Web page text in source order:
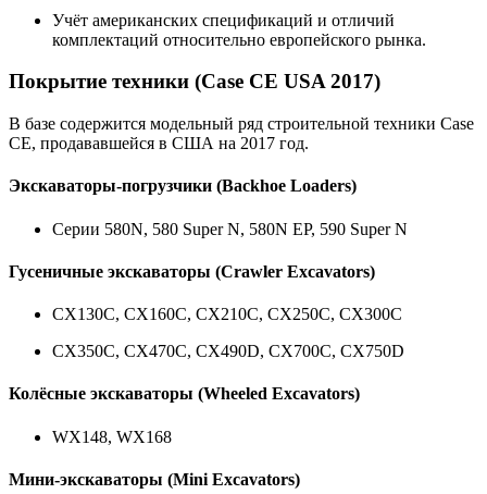
Учёт американских спецификаций и отличий
комплектаций относительно европейского рынка.
Покрытие техники (Case CE USA 2017)
В базе содержится модельный ряд строительной техники Case
CE, продававшейся в США на 2017 год.
Экскаваторы-погрузчики (Backhoe Loaders)
Серии 580N, 580 Super N, 580N EP, 590 Super N
Гусеничные экскаваторы (Crawler Excavators)
CX130C, CX160C, CX210C, CX250C, CX300C
CX350C, CX470C, CX490D, CX700C, CX750D
Колёсные экскаваторы (Wheeled Excavators)
WX148, WX168
Мини-экскаваторы (Mini Excavators)